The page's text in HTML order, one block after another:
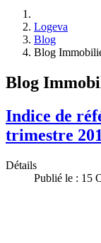
Logeva
Blog
Blog
Blog
Indice de
trimestre
Détails
Publié le : 15